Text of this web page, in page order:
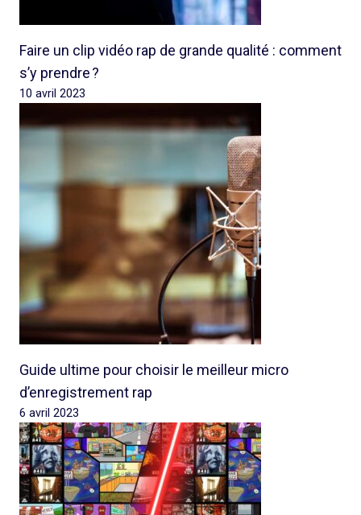
Faire un clip vidéo rap de grande qualité : comment
s’y prendre ?
10 avril 2023
Guide ultime pour choisir le meilleur micro
d’enregistrement rap
6 avril 2023